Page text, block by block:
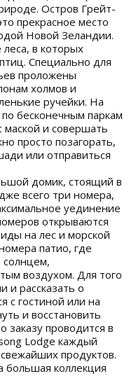
Остров Грейт-
прекрасное место
Новой Зеландии.
в которых
Специально для
проложены
холмов и
ручейки. На
бесконечным паркам
и совершать
просто позагорать,
или отправиться
домик, стоящий в
всего три номера,
уединение
открываются
на лес и морской
патио, где
солнцем,
воздухом. Для того
и рассказать о
с гостиной или на
и восстановить
заказу проводится в
Lodge каждый
продуктов.
большая коллекция